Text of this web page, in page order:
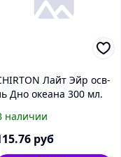
Лайт Эйр осв-
Дно океана 300 мл.
наличии
.76 руб